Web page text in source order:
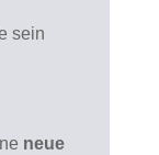
sein
neue